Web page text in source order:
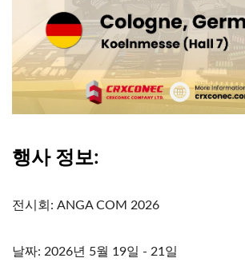
행사 정보:
전시회: ANGA COM 2026
날짜: 2026년 5월 19일 - 21일